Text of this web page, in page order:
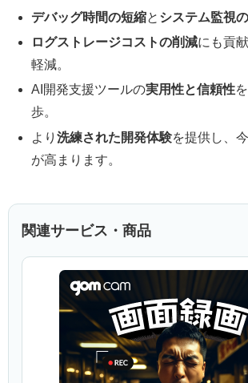
デバッグ時間の短縮と システム監視
ログストレージコストの削減にも貢
軽減。
AI開発支援ツールの実用性と信頼性
歩。
より洗練された開発体験を提供し、
が高まります。
関連サービス・商品